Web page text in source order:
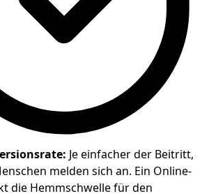
Je einfacher der Beitritt,
melden sich an. Ein Online-
die Hemmschwelle für den